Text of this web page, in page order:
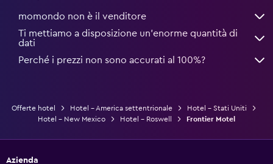
momondo non è il venditore
Ti mettiamo a disposizione un’enorme quantità di
dati
Perché i prezzi non sono accurati al 100%?
Offerte hotel Hotel - America settentrionale
Hotel - Stati Uniti
Hotel - New Mexico
Hotel - Roswell Frontier Motel
Azienda